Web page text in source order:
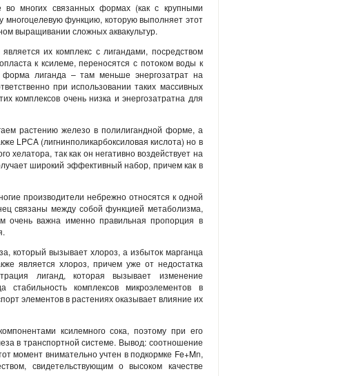
многих связанных формах (как с крупными
многоцелевую функцию, которую выполняет этот
выращивании сложных аквакультур.
их комплекс с лигандами, посредством
к ксилеме, переносятся с потоком воды к
форма лиганда – там меньше энергозатрат на
при использовании таких массивных
комплексов очень низка и энергозатратна для
растению железо в полилигандной форме, а
LPСA (лигнинполикарбоксиловая кислота) но в
хелатора, так как он негативно воздействует на
широкий эффективный набор, причем как в
производители небрежно относятся к одной
связаны между собой функцией метаболизма,
очень важна именно правильная пропорция в
который вызывает хлороз, а избыток марганца
является хлороз, причем уже от недостатка
лиганд, которая вызывает изменение
стабильность комплексов микроэлементов в
элементов в растениях оказывает влияние их
ксилемного сока, поэтому при его
в транспортной системе. Вывод: соотношение
момент внимательно учтен в подкормке Fe+Mn,
свидетельствующим о высоком качестве